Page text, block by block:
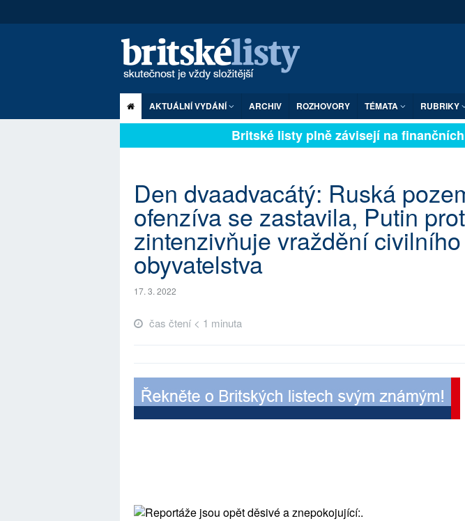
AKTUÁLNÍ VYDÁNÍ ARCHIV ROZHOVORY TÉMATA RUBRIKY
Britské listy plně závisejí na finančních
Den dvaadvacátý: Ruská
ofenzíva se zastavila, Putin
zintenzivňuje vraždění civilního
obyvatelstva
17. 3. 2022
čas čtení < 1 minuta
Reportáže jsou opět děsivé a znepokojující:.